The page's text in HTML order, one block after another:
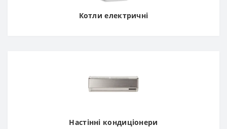
Котли електричні
Настінні кондиціонери